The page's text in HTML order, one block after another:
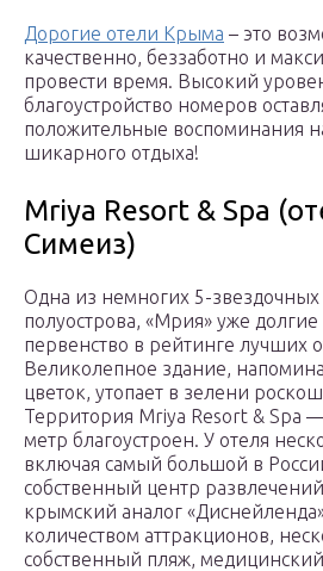
Дорогие отели Крыма – это
качественно, беззаботно и
провести время. Высокий
благоустройство номеров
положительные воспоминания
шикарного отдыха!
Mriya Resort & Spa
Симеиз)
Одна из немногих 5-звездочных
полуострова, «Мрия» уже
первенство в рейтинге лучших
Великолепное здание,
цветок, утопает в зелени
Территория Mriya Resort & Spa
метр благоустроен. У отеля
включая самый большой в
собственный центр
крымский аналог
количеством аттракционов,
собственный пляж,